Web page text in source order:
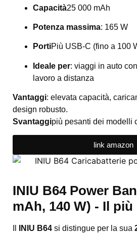
Capacità25 000 mAh
Potenza massima: 165 W
PortiPiù USB-C (fino a 100
Ideale per: viaggi in auto
lavoro a distanza
Vantaggi: elevata capacità,
design robusto.
Svantaggipiù pesanti dei modelli
link amazon
INIU B64 Power
mAh, 140 W) - Il
INIU B64 si distingue per la sua